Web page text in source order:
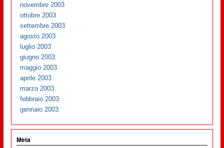
novembre 2003
ottobre 2003
settembre 2003
agosto 2003
luglio 2003
giugno 2003
maggio 2003
aprile 2003
marzo 2003
febbraio 2003
gennaio 2003
Meta